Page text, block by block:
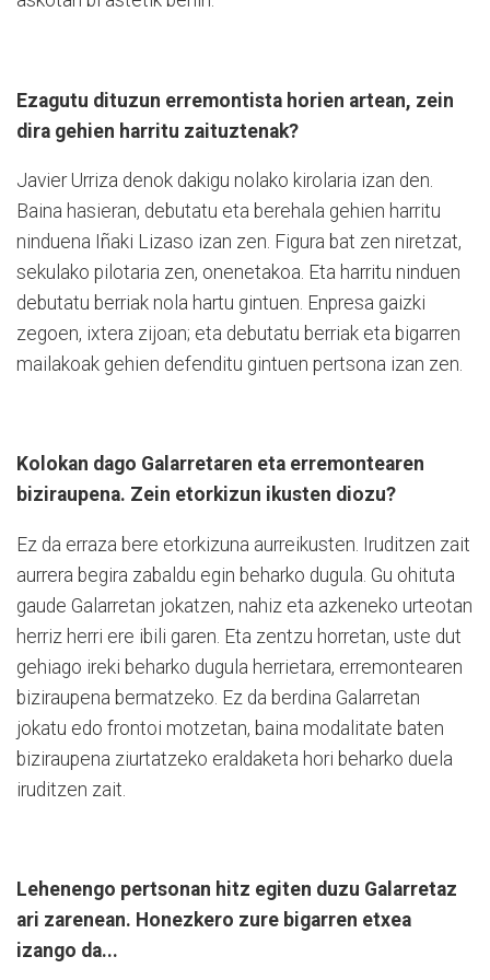
Ezagutu dituzun erremontista horien artean, zein
dira gehien harritu zaituztenak?
Javier Urriza denok dakigu nolako kirolaria izan den.
Baina hasieran, debutatu eta berehala gehien harritu
ninduena Iñaki Lizaso izan zen. Figura bat zen niretzat,
sekulako pilotaria zen, onenetakoa. Eta harritu ninduen
debutatu berriak nola hartu gintuen. Enpresa gaizki
zegoen, ixtera zijoan; eta debutatu berriak eta bigarren
mailakoak gehien defenditu gintuen pertsona izan zen.
Kolokan dago Galarretaren eta erremontearen
biziraupena. Zein etorkizun ikusten diozu?
Ez da erraza bere etorkizuna aurreikusten. Iruditzen zait
aurrera begira zabaldu egin beharko dugula. Gu ohituta
gaude Galarretan jokatzen, nahiz eta azkeneko urteotan
herriz herri ere ibili garen. Eta zentzu horretan, uste dut
gehiago ireki beharko dugula herrietara, erremontearen
biziraupena bermatzeko. Ez da berdina Galarretan
jokatu edo frontoi motzetan, baina modalitate baten
biziraupena ziurtatzeko eraldaketa hori beharko duela
iruditzen zait.
Lehenengo pertsonan hitz egiten duzu Galarretaz
ari zarenean. Honezkero zure bigarren etxea
izango da...